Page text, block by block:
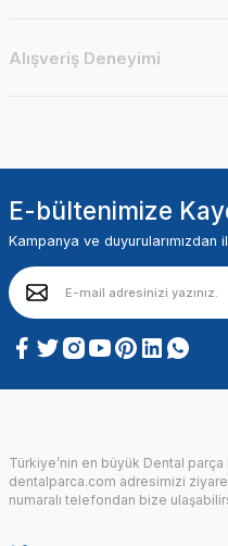
Alışveriş Deneyimi
E-bültenimize
Kampanya ve duyurularımızdan
Türkiye’nin en büyük Dental
dentalparca.com adresimizi
numaralı telefondan bize